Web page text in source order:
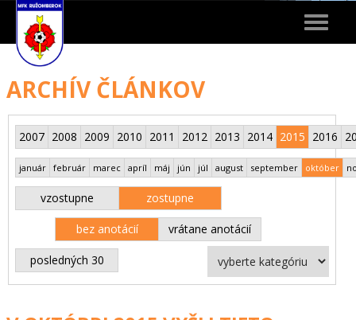
Toggle
ARCHÍV ČLÁNKOV
2007 2008 2009 2010 2011 2012 2013 2014 2015 2016
január február marec apríl máj jún júl august september október
vzostupne zostupne
bez anotácií vrátane anotácií
posledných 30